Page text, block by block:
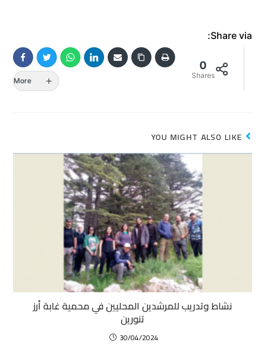
Share via:
0
Shares
More
YOU MIGHT ALSO LIKE
نشاط وتدريب للمرشدين المحليين في محمية غابة أرز
تنورين
30/04/2024